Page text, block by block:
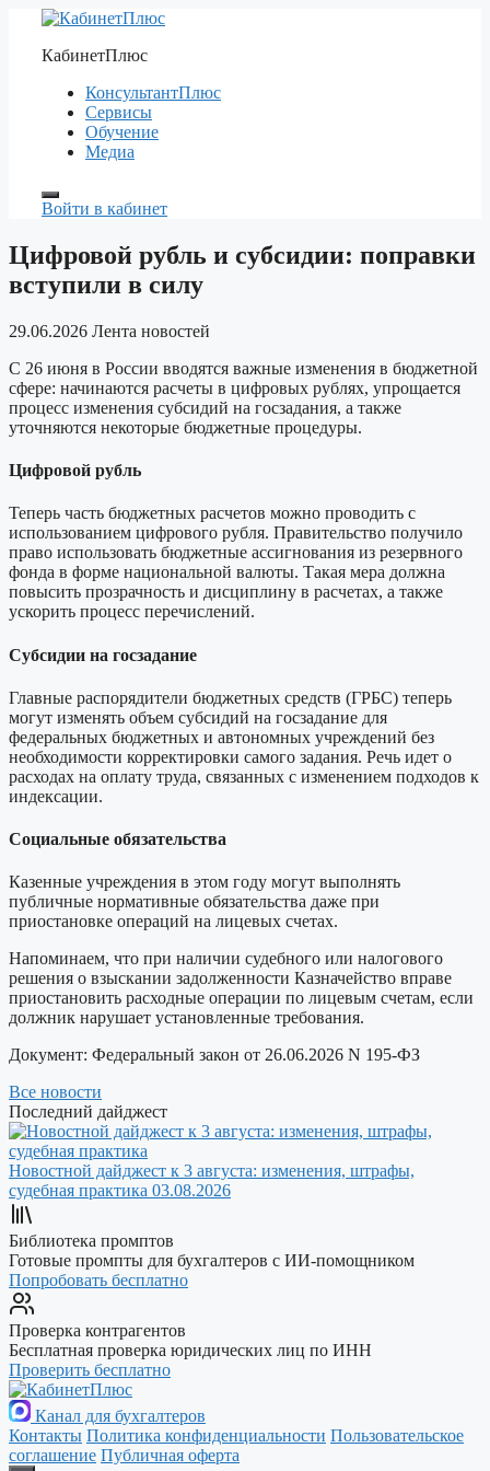
Перейти
содержимому
КабинетПлюс
КонсультантПлюс
Сервисы
Обучение
Медиа
Войти в кабинет
Цифровой рубль и субсидии: поправки
вступили в силу
29.06.2026 Лента новостей
С 26 июня в России вводятся важные изменения в бюджетной
сфере: начинаются расчеты в цифровых рублях, упрощается
процесс изменения субсидий на госзадания, а также
уточняются некоторые бюджетные процедуры.
Цифровой рубль
Теперь часть бюджетных расчетов можно проводить с
использованием цифрового рубля. Правительство получило
право использовать бюджетные ассигнования из резервного
фонда в форме национальной валюты. Такая мера должна
повысить прозрачность и дисциплину в расчетах, а также
ускорить процесс перечислений.
Субсидии на госзадание
Главные распорядители бюджетных средств (ГРБС) теперь
могут изменять объем субсидий на госзадание для
федеральных бюджетных и автономных учреждений без
необходимости корректировки самого задания. Речь идет о
расходах на оплату труда, связанных с изменением подходов к
индексации.
Социальные обязательства
Казенные учреждения в этом году могут выполнять
публичные нормативные обязательства даже при
приостановке операций на лицевых счетах.
Напоминаем, что при наличии судебного или налогового
решения о взыскании задолженности Казначейство вправе
приостановить расходные операции по лицевым счетам, если
должник нарушает установленные требования.
Документ: Федеральный закон от 26.06.2026 N 195-ФЗ
Все новости
Последний дайджест
Новостной дайджест к 3 августа: изменения, штрафы,
судебная практика 03.08.2026
Библиотека промптов
Готовые промпты для бухгалтеров с ИИ-помощником
Попробовать бесплатно
Проверка контрагентов
Бесплатная проверка юридических лиц по ИНН
Проверить бесплатно
Канал для бухгалтеров
Контакты Политика конфиденциальности Пользовательское
соглашение Публичная оферта